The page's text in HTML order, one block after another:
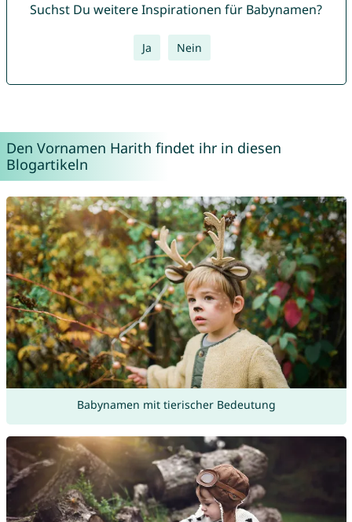
Suchst Du weitere Inspirationen für Babynamen?
Ja Nein
Den Vornamen Harith findet ihr in diesen
Blogartikeln
Babynamen mit tierischer Bedeutung